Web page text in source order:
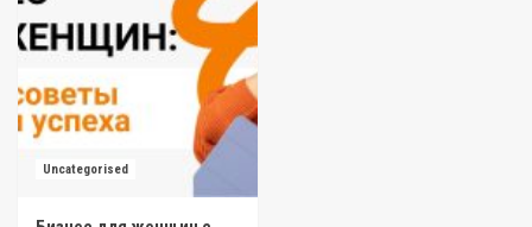
Uncategorised